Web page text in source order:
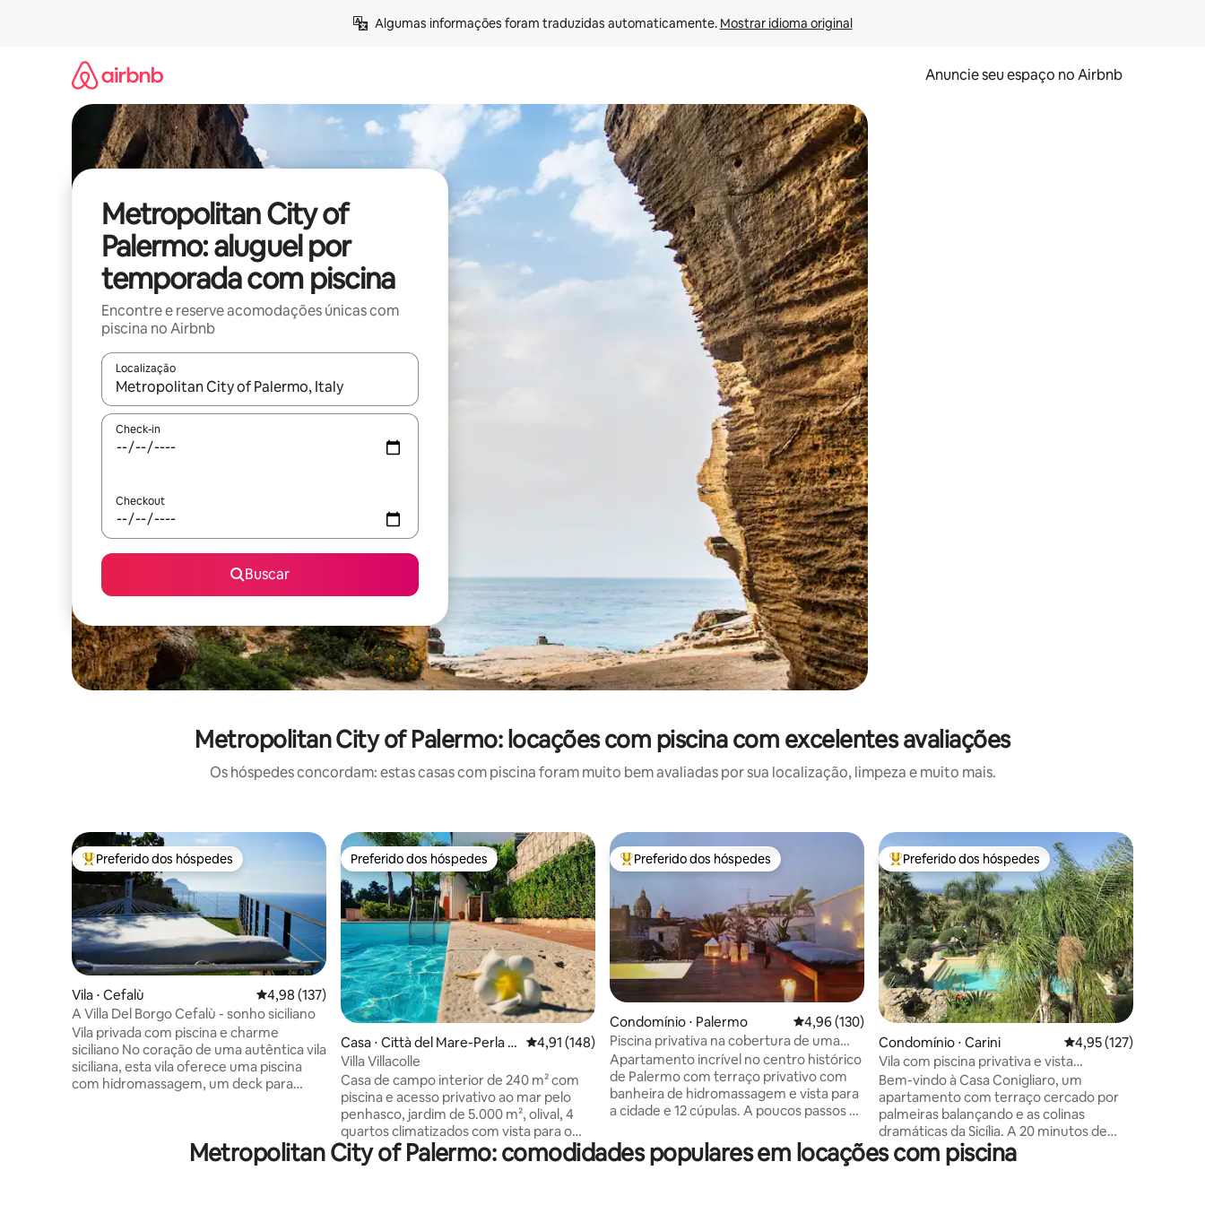
Algumas informações foram traduzidas automaticamente. Mostrar idioma original
Anuncie seu espaço no Airbnb
Metropolitan City of
Palermo: aluguel por
temporada com piscina
Encontre e reserve acomodações únicas com
piscina no Airbnb
Localização
Quando os resultados estiverem disponíveis, explore-os usando as seta para cima e para baixo do teclado ou tocando e deslizando o dedo na tela.
Check-in
Checkout
Buscar
Metropolitan City of Palermo: locações com piscina com excelentes avaliações
Os hóspedes concordam: estas casas com piscina foram muito bem avaliadas por sua localização, limpeza e muito mais.
Entre os melhores preferidos dos hóspedes
Preferido dos hóspedes
Vila ⋅ Cefalù 4,98 de uma avaliação média de 5, 137 avaliações
4,98 (137)
A Villa Del Borgo Cefalù - sonho siciliano
Vila privada com piscina e charme
siciliano No coração de uma autêntica vila
siciliana, esta vila oferece uma piscina
com hidromassagem, um deck para
velocidade, check-in presencial 24 horas
por dia, 7 dias por semana, para recebê-
Preferido dos hóspedes
Preferido dos hóspedes
Casa ⋅ Città del Mare-Perla D
el Golfo
4,91 de uma avaliação média de 5, 148 avaliações
4,91 (148)
Villa Villacolle
Casa de campo interior de 240 m² com
piscina e acesso privativo ao mar pelo
penhasco, jardim de 5.000 m², olival, 4
quartos climatizados com vista para o
mar em todos os lados, 4 banheiros,
acomoda 10 pessoas no total. Terraço
Entre os melhores preferidos dos hóspedes
Preferido dos hóspedes
Condomínio ⋅ Palermo 4,96 de uma avaliação média de 5, 130 avaliações
4,96 (130)
Piscina privativa na cobertura de uma
cobertura de luxo
Apartamento incrível no centro histórico
de Palermo com terraço privativo com
banheira de hidromassagem e vista para
a cidade e 12 cúpulas. A poucos passos da
maravilhosamente tranquilo, você pode
jantar no terraço à noite e desfrutar da
Entre os melhores preferidos dos hóspedes
Preferido dos hóspedes
Condomínio ⋅ Carini 4,95 de uma avaliação
4,95 (127)
Vila com piscina privativa e vista
maravilhosa
Bem-vindo à Casa Conigliaro, um
apartamento com terraço cercado por
palmeiras balançando e as colinas
dramáticas da Sicília. A 20 minutos de
carro da cidade de Palermo, é um oásis
verde de calma e serenidade,
Metropolitan City of Palermo: comodidades populares em locações com piscina